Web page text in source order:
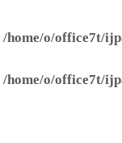
/home/o/office7t/
/home/o/office7t/